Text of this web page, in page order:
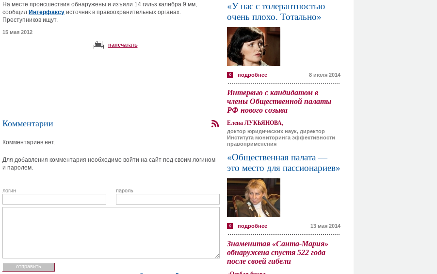
На месте происшествия обнаружены и изъяли 14 гильз калибра 9 мм,
сообщил Интерфаксу источник в правоохранительных органах.
Преступников ищут.
15 мая 2012
напечатать
Комментарии
Комментариев нет.
Для добавления комментария необходимо войти на сайт под своим логином
и паролем.
логин пароль
«У нас с толерантностью
очень плохо. Тотально»
подробнее 8 июля 2014
Интервью с кандидатом в
члены Общественной палаты
РФ нового созыва
Елена ЛУКЬЯНОВА,
доктор юридических наук, директор
Института мониторинга эффективности
правоприменения
«Общественная палата —
это место для пассионариев»
подробнее 13 мая 2014
Знаменитая «Санта-Мария»
обнаружена спустя 522 года
после своей гибели